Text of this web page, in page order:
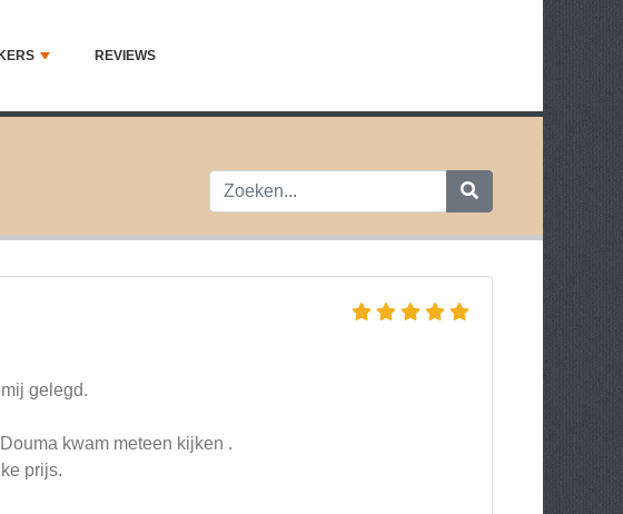
REVIEWS
gelegd.
kwam meteen kijken .
prijs.